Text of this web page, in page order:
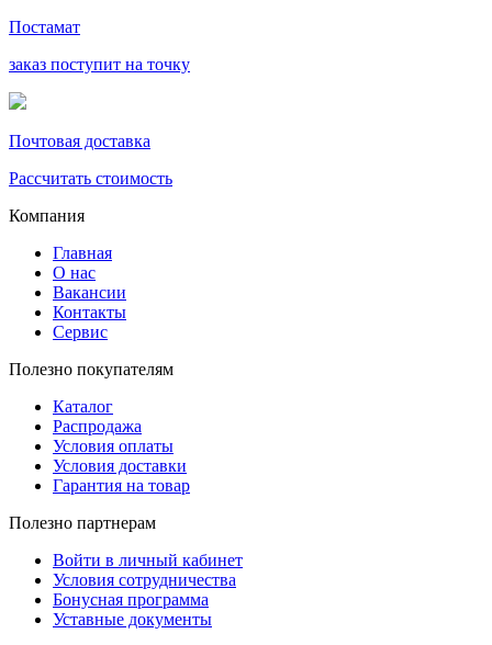
Постамат
заказ поступит на точку
Почтовая доставка
Рассчитать стоимость
Компания
Главная
О нас
Вакансии
Контакты
Сервис
Полезно покупателям
Каталог
Распродажа
Условия оплаты
Условия доставки
Гарантия на товар
Полезно партнерам
Войти в личный кабинет
Условия сотрудничества
Бонусная программа
Уставные документы